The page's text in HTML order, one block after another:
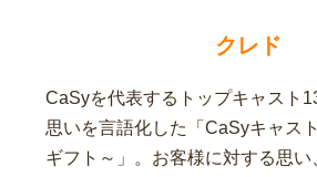
クレド
CaSyを代表するトップキャスト
思いを言語化した「CaSyキャス
ギフト～」。お客様に対する思